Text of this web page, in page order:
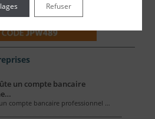
un compte bancaire
compte bancaire professionnel …
Refuser